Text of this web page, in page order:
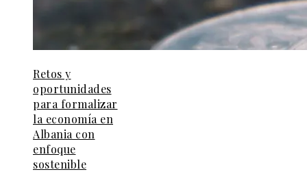
Retos y
oportunidades
para formalizar
la economía en
Albania con
enfoque
sostenible